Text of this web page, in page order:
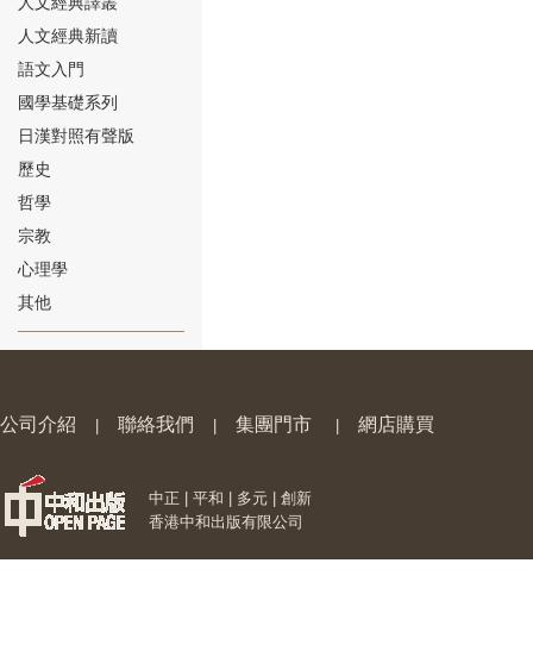
⑱
⑳
人文經典新讀
語文入門
國學基礎系列
日漢對照有聲版
歷史
哲學
宗教
心理學
其他
公司介紹 聯絡我們 集團門市 網店購買
中正 | 平和 | 多元 | 創新
香港中和出版有限公司